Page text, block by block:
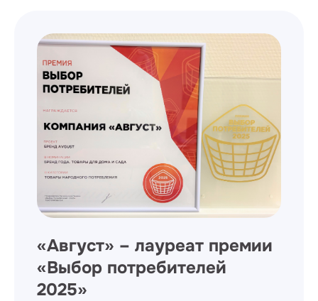
​«Август» – лауреат премии
«Выбор потребителей
2025»